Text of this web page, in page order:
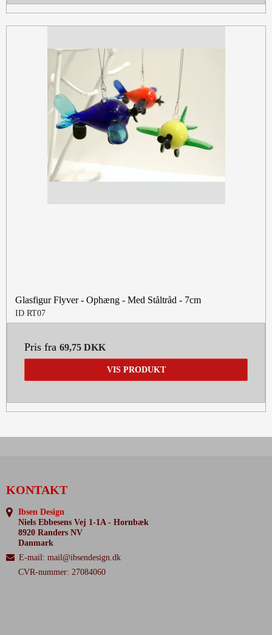
Glasfigur Flyver - Ophæng - Med Ståltråd - 7cm
ID RT07
Pris fra 69,75 DKK
VIS PRODUKT
KONTAKT
Ibsen Design
Niels Ebbesens Vej 1-1A - Hornbæk
8920 Randers NV
Danmark
E-mail: mail@ibsendesign.dk
CVR-nummer: 27084060